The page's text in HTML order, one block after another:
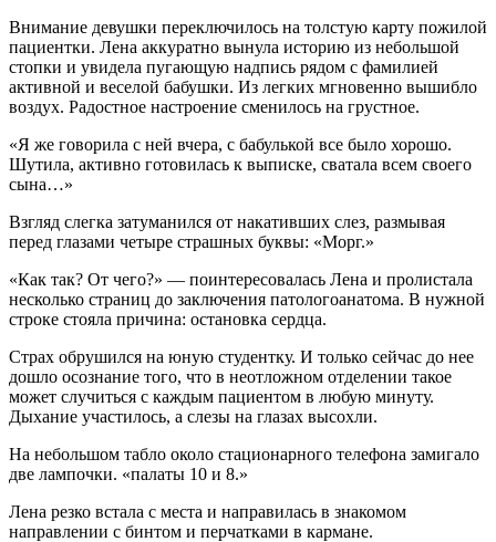
Внимание девушки переключилось на толстую карту пожилой
пациентки. Лена аккуратно вынула историю из небольшой
стопки и увидела пугающую надпись рядом с фамилией
активной и веселой бабушки. Из легких мгновенно вышибло
воздух. Радостное настроение сменилось на грустное.
«Я же говорила с ней вчера, с бабулькой все было хорошо.
Шутила, активно готовилась к выписке, сватала всем своего
сына…»
Взгляд слегка затуманился от накативших слез, размывая
перед глазами четыре страшных буквы: «Морг.»
«Как так? От чего?» — поинтересовалась Лена и пролистала
несколько страниц до заключения патологоанатома. В нужной
строке стояла причина: остановка сердца.
Страх обрушился на юную студентку. И только сейчас до нее
дошло осознание того, что в неотложном отделении такое
может случиться с каждым пациентом в любую минуту.
Дыхание участилось, а слезы на глазах высохли.
На небольшом табло около стационарного телефона замигало
две лампочки. «палаты 10 и 8.»
Лена резко встала с места и направилась в знакомом
направлении с бинтом и перчатками в кармане.